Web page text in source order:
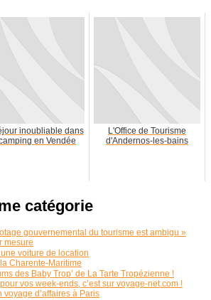
inoubliable dans
en Vendée
L'Office de Tourisme
d'Andernos-les-bains
catégorie
gouvernemental du tourisme est ambigu »
mesure
voiture de location
Charente-Maritime
des Baby Trop’ de La Tarte Tropézienne !
vos week-ends, c’est sur voyage-net.com !
voyage d’affaires à Paris